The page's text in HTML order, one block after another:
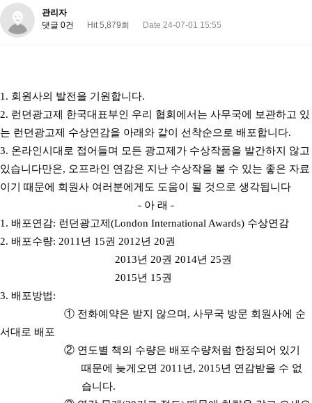
관리자
댓글 0건
Hit 5,879회 Date 24-07-01 15:55
1. 회원사의 발전을 기원합니다.
2. 런던광고제 한국대표부인 우리 협회에서는 사무국에 보관하고 있
는 런던광고제 수상연감을 아래와 같이 선착순으로 배포합니다.
3. 온라인시대로 접어들며 모든 광고제가 수상작품을 발간하지 않고
있습니다만은, 오프라인 연감은 지난 수상작을 볼 수 있는 좋은 자료
이기 때문에 회원사 여러분에게도 도움이 될 것으로 생각됩니다
- 아 래 -
1. 배포연감: 런던광고제 (London International Awards) 수상연감
2. 배포수량: 2011 년 15권 2012년 20권
2013년 20권 2014년 25권
2015년 15권
3. 배포방법:
① 전화예약은 받지 않으며 ,사무국 방문 회원사에 순
서대로 배포
② 연도별 책의 수량은 배포수량처럼 한정되어 있기
때문에 늦게오면 2011 년 , 2015년 연감받을 수 없
습니다.